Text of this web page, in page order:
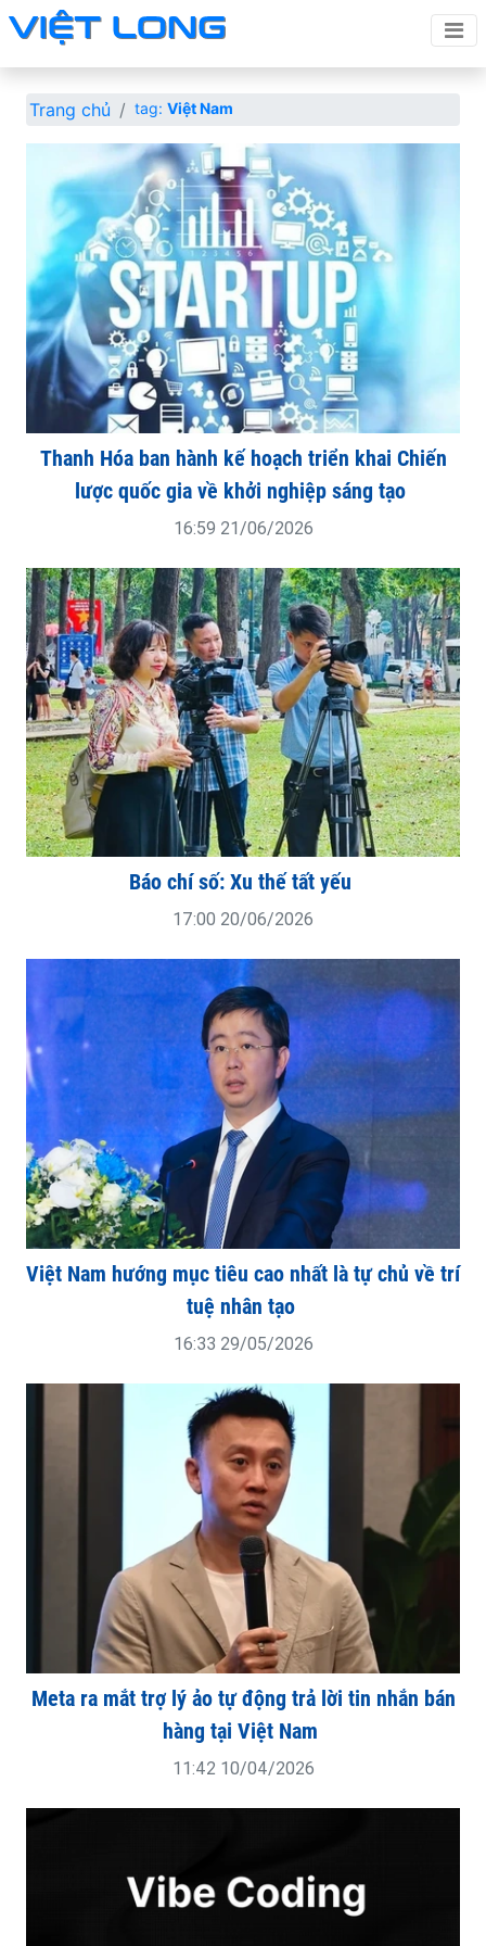
Trang chủ tag: Việt Nam
Thanh Hóa ban hành kế hoạch triển khai Chiến
lược quốc gia về khởi nghiệp sáng tạo
16:59 21/06/2026
Báo chí số: Xu thế tất yếu
17:00 20/06/2026
Việt Nam hướng mục tiêu cao nhất là tự chủ về trí
tuệ nhân tạo
16:33 29/05/2026
Meta ra mắt trợ lý ảo tự động trả lời tin nhắn bán
hàng tại Việt Nam
11:42 10/04/2026